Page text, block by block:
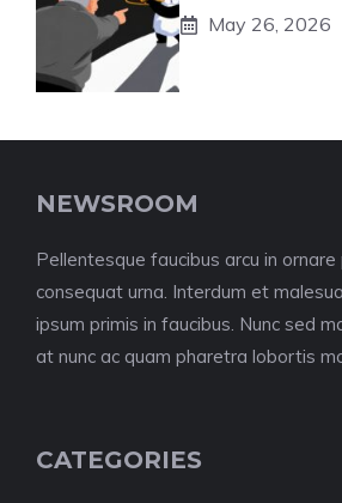
May 26, 2026
NEWSROOM
Pellentesque faucibus arcu in ornare
consequat urna. Interdum et
ipsum primis in faucibus. Nunc sed
at nunc ac quam pharetra lobortis
CATEGORIES